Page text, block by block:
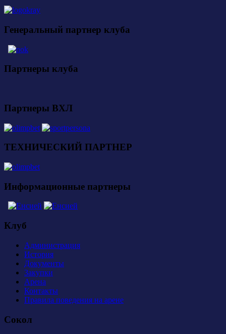
Генеральный партнер клуба
Партнеры клуба
Партнеры ВХЛ
ТЕХНИЧЕСКИЙ ПАРТНЕР
Информационные партнеры
Клуб
Администрация
История
Документы
Закупки
Арена
Контакты
Правила поведения на арене
Сокол